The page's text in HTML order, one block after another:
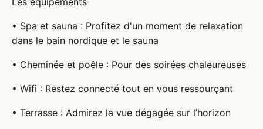
• Spa et sauna : Profitez d'un moment de relaxation
dans le bain nordique et le sauna
• Cheminée et poêle : Pour des soirées chaleureuses
• Wifi : Restez connecté tout en vous ressourçant
• Terrasse : Admirez la vue dégagée sur l’horizon